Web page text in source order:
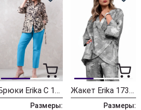
Брюки Erika С 150-2 голубой
Размеры:
Жакет Erika 1739-7 серый
Размеры: